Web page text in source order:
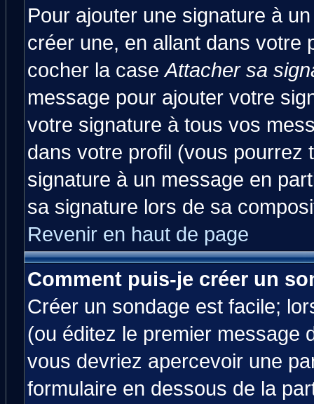
Pour ajouter une signature à
créer une, en allant dans votre
cocher la caseAttacher sa
message pour ajouter votre
votre signature à tous vos
dans votre profil (vous pourrez
signature à un message en
sa signature lors de sa
Revenir en haut de page
Comment puis-je créer un
Créer un sondage est facile;
(ou éditez le premier message
vous devriez apercevoir une
formulaire en dessous de la